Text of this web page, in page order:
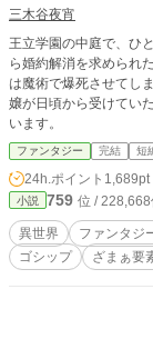
三木谷夜宵
王立学園の中庭で、ひ
ら婚約解消を求められ
は魔術で爆死させてし
嬢が日頃から受けていた仕打ち
います。
ファンタジー 完結 短
24h.ポイント 1,689pt
小説 759 位 /
異世界 ファンタジ
ゴシップ
ざまぁ要